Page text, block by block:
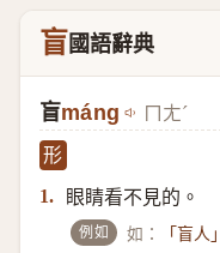
盲國語辭典
盲máng ㄇㄤˊ
形
1.
眼睛看不見的。
例如 如： 「盲人」